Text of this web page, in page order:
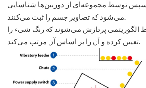
سپس توسط مجموعه‌ای از دوربین‌ها شناسایی
می‌شود که تصاویر جسم را ثبت می‌کنند.
الگوریتمی پردازش می‌شوند که رنگ شیء را
تعیین کرده و آن را بر اساس آن مرتب می‌کند.